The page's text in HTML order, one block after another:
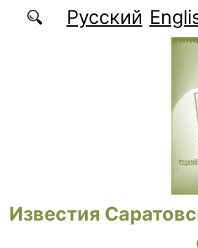
содержаниюРусский
Известия